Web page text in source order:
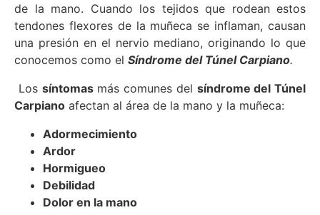
de la mano. Cuando los tejidos que rodean estos
tendones flexores de la muñeca se inflaman, causan
una presión en el nervio mediano, originando lo que
conocemos como el Síndrome del Túnel Carpiano.
Los síntomasmás comunes del síndrome del Túnel
Carpiano afectan al área de la mano y la muñeca:
Adormecimiento
Ardor
Hormigueo
Debilidad
Dolor en la mano